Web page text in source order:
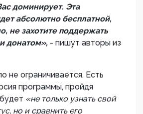
доминирует. Эта
абсолютно бесплатной,
не захотите поддержать
донатом», - пишут авторы из
не ограничивается. Есть
программы, пройдя
«не только узнать свой
но и сравнить его